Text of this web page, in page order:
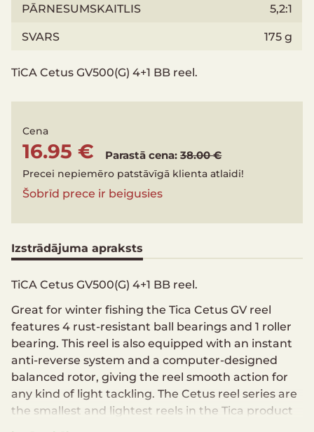
PĀRNESUMSKAITLIS
5,2:1
SVARS
175 g
TiCA Cetus GV500(G) 4+1 BB reel.
Cena
16.95 € Parastā cena:38.00 €
Precei nepiemēro patstāvīgā klienta atlaidi!
Šobrīd prece ir beigusies
Izstrādājuma apraksts
TiCA Cetus GV500(G) 4+1 BB reel.
Great for winter fishing the Tica Cetus GV reel
features 4 rust-resistant ball bearings and 1 roller
bearing. This reel is also equipped with an instant
anti-reverse system and a computer-designed
balanced rotor, giving the reel smooth action for
any kind of light tackling. The Cetus reel series are
the smallest and lightest reels in the Tica product